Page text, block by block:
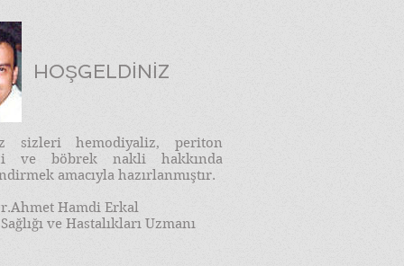
HOŞGELDİNİZ
sizleri hemodiyaliz, periton
ve böbrek nakli hakkında
amacıyla hazırlanmıştır.
Hamdi Erkal
ve Hastalıkları Uzmanı